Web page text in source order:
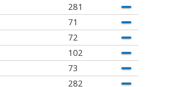
281
71
72
102
73
282